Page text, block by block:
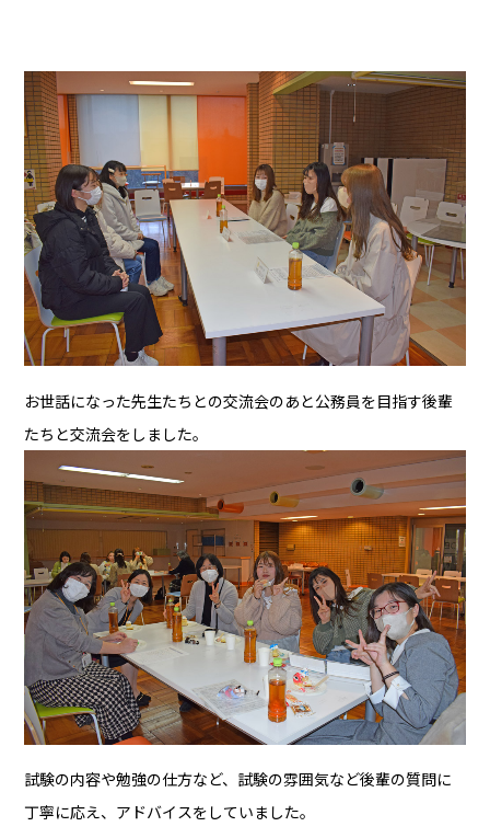
お世話になった先生たちとの交流会のあと公務員を目指す後輩
たちと交流会をしました。
試験の内容や勉強の仕方など、試験の雰囲気など後輩の質問に
丁寧に応え、アドバイスをしていました。